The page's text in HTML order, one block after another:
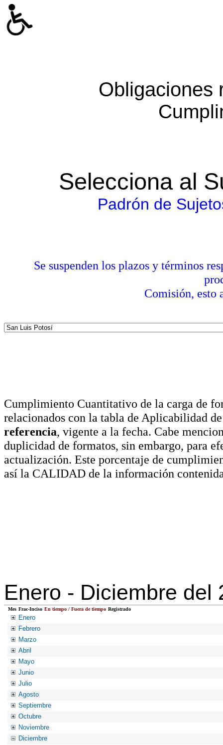
Obligaciones
Selecciona al
Padrón de
Se suspenden los plazos y términos
Comisión, esto
Cumplimiento Cuantitativo de la carga de
relacionados con la tabla de Aplicabilidad
referencia, vigente a la fecha. Cabe
duplicidad de formatos, sin embargo, para
actualización. Este porcentaje de
así la CALIDAD de la información
Enero - Diciembre del
Mes Frac-Inciso En tiempo / Fuera de tiempo Registrado
Enero
Febrero
Marzo
Abril
Mayo
Junio
Julio
Agosto
Septiembre
Octubre
Noviembre
Diciembre